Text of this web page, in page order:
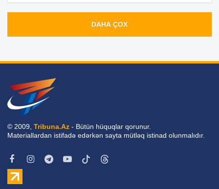
DAHA ÇOX
© 2009, Tribuna.Az - Bütün hüquqlar qorunur.
Materiallardan istifadə edərkən sayta mütləq istinad olunmalıdır.